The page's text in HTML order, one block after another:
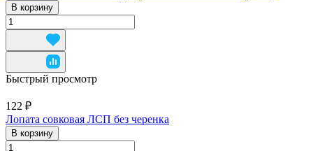
В корзину
Быстрый просмотр
122 ₽
Лопата совковая ЛСП без черенка
В корзину